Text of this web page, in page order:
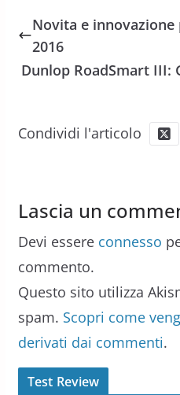
Novita e innovazione
2016
Dunlop RoadSmart III:
Condividi l'articolo
Lascia un
Devi essere connesso
commento.
Questo sito utilizza
spam. Scopri come
derivati dai commenti.
Test Review